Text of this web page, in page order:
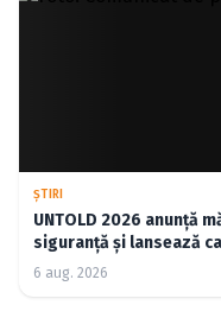
ŞTIRI
UNTOLD 2026 anunță
siguranță și lansează
Good”
6 aug. 2026